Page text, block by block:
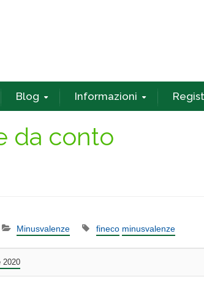
Blog Informazioni
da conto
Minusvalenze fineco minusvalenze
2020